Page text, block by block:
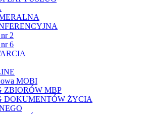
2
6
MOBI
ZBIORÓW MBP
DOKUMENTÓW ŻYCIA